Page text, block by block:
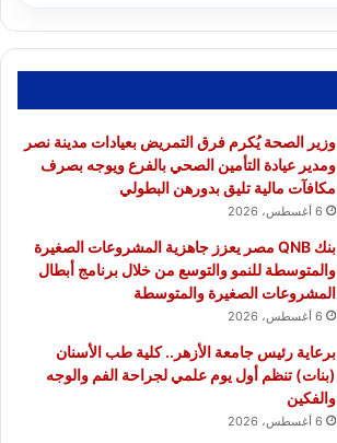
وزير الصحة يُكرم فرق التمريض بعيادات مدينة نصر
ومدير عيادة التأمين الصحي بالفرع ويوجه بصرف
مكافآت مالية تليق بدورهن البطولي
6 أغسطس، 2026
بنك QNB مصر يعزز جاهزية المشروعات الصغيرة
والمتوسطة للنمو والتوسع من خلال برنامج أبطال
المشروعات الصغيرة والمتوسطة
6 أغسطس، 2026
برعاية رئيس جامعة الأزهر.. كلية طب الأسنان
(بنات) تنظم أول يوم علمي لجراحة الفم والوجه
والفكين
6 أغسطس، 2026